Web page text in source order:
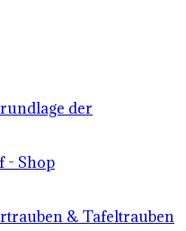
der
- Shop
& Tafeltrauben